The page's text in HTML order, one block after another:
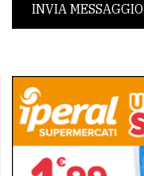
INVIA MESSAGGIO